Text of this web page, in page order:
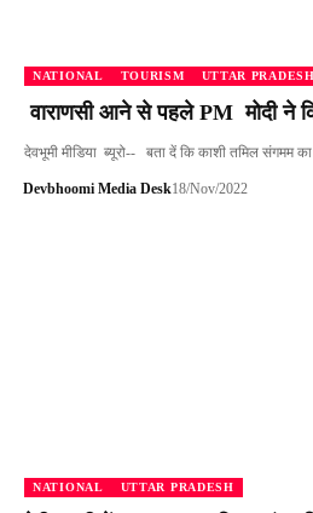
NATIONAL TOURISM UTTAR PRADESH
वाराणसी आने से पहले PM मोदी ने
देवभूमी मीडिया ब्यूरो-- बता दें कि काशी तमिल संगमम
Devbhoomi Media Desk18/Nov/2022
NATIONAL UTTAR PRADESH